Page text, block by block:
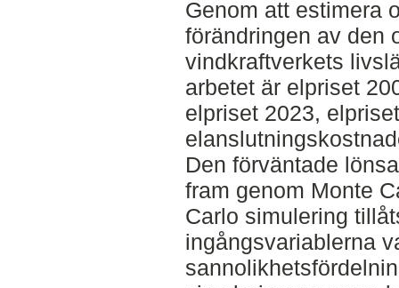
Genom att estimera
förändringen av den
vindkraftverkets
arbetet är elpriset
elpriset 2023,
Den förväntade
fram genom Monte
Carlo simulering
ingångsvariablerna